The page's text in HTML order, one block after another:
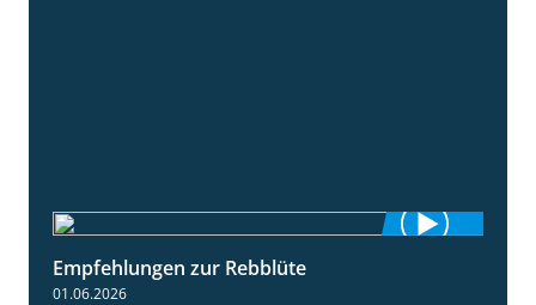
Empfehlungen zur Rebblüte
01.06.2026